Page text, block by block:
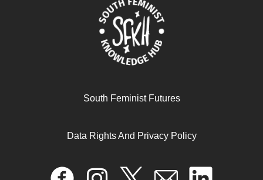
South Feminist Futures
Data Rights And Privacy Policy